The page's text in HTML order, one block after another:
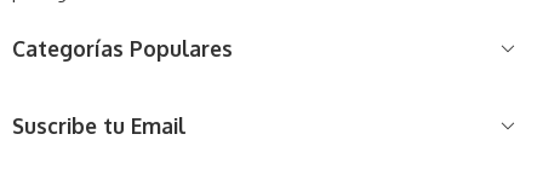
Categorías Populares
Suscribe tu Email